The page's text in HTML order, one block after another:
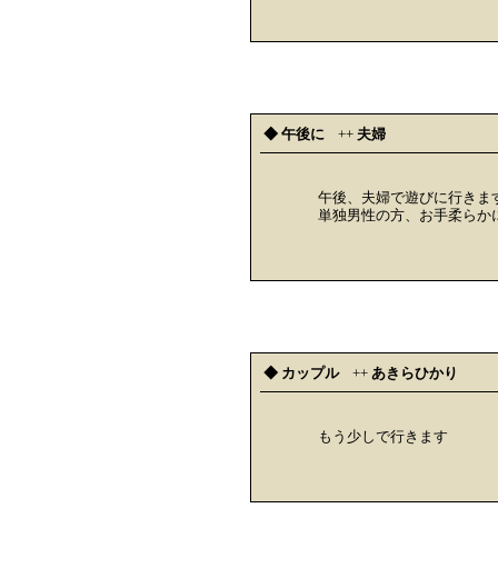
◆ 午後に ++ 夫婦
午後、夫婦で遊びに行きま
単独男性の方、お手柔らか
◆ カップル++ あきらひかり
もう少しで行きます